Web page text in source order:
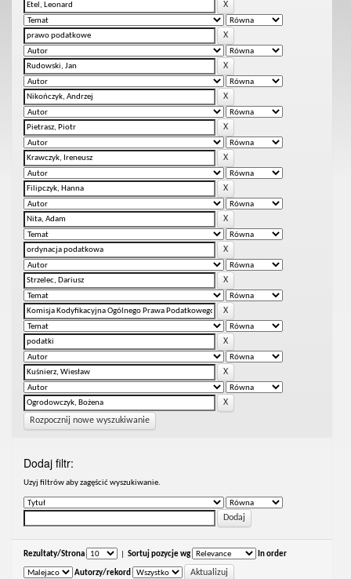
Rozpocznij nowe wyszukiwanie
Dodaj filtr:
Uzyj filtrów aby zagęścić wyszukiwanie.
Rezultaty/Strona Sortuj pozycje wg In order
Autorzy/rekord